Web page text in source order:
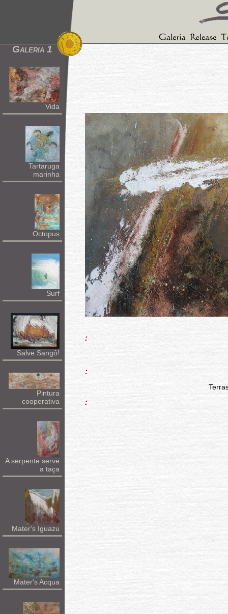
Galeria 1
Vida
Tartaruga
marinha
Octopus
Surf
Salve Sangô!
Pintura
cooperativa
A serpente serve
a taça
Mater's Iguazu
Mater's Acqua
:
:
: